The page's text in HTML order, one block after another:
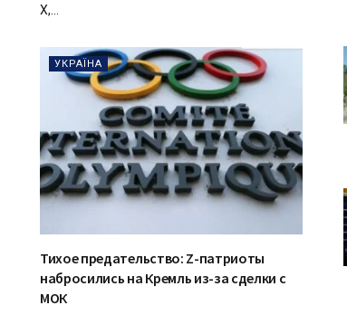
X,...
УКРАЇНА
Тихое предательство: Z-патриоты
набросились на Кремль из-за сделки с
МОК